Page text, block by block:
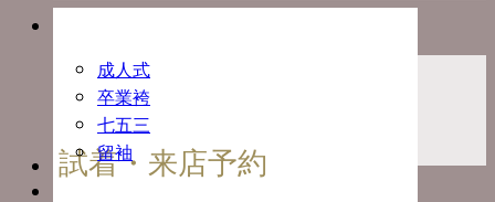
試着・来店予約
成人式
卒業袴
七五三
留袖